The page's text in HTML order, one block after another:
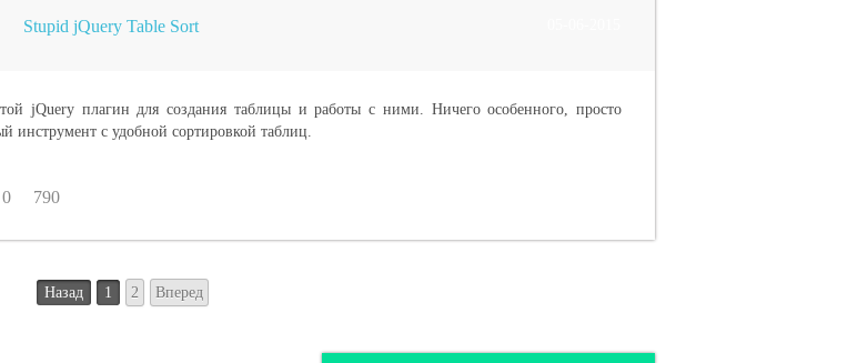
Stupid jQuery Table Sort
jQuery плагин для создания таблицы и работы с ними. Ничего особенного, просто
инструмент с удобной сортировкой таблиц.
0 790
Назад 1 2 Вперед